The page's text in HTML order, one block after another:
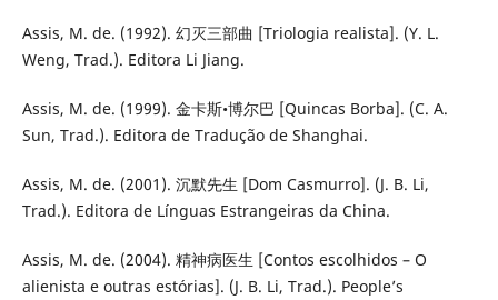
Assis, M. de. (1992). 幻灭三部曲 [Triologia realista]. (Y. L.
Weng, Trad.). Editora Li Jiang.
Assis, M. de. (1999). 金卡斯•博尔巴 [Quincas Borba]. (C. A.
Sun, Trad.). Editora de Tradução de Shanghai.
Assis, M. de. (2001). 沉默先生 [Dom Casmurro]. (J. B. Li,
Trad.). Editora de Línguas Estrangeiras da China.
Assis, M. de. (2004). 精神病医生 [Contos escolhidos – O
alienista e outras estórias]. (J. B. Li, Trad.). People’s